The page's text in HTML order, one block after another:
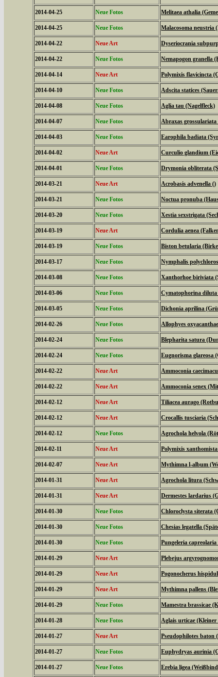
2014-04-25 Neue Fotos Melitaea athalia
2014-04-25 Neue Fotos Malacosoma neustria
2014-04-22 Neue Art Dyseriocrania
2014-04-22 Neue Fotos Nemapogon granella
2014-04-14 Neue Art Polymixis flavicincta
2014-04-10 Neue Fotos Adscita statices
2014-04-08 Neue Fotos Aglia tau (Nagelfleck)
2014-04-07 Neue Fotos Abraxas grossulariata
2014-04-03 Neue Fotos Earophila badiata
2014-04-02 Neue Art Curculio glandium
2014-04-01 Neue Fotos Drymonia obliterata
2014-03-21 Neue Art Acrobasis advenella ()
2014-03-21 Neue Fotos Noctua pronuba
2014-03-20 Neue Fotos Xestia sexstrigata
2014-03-19 Neue Art Cordulia aenea
2014-03-19 Neue Fotos Biston betularia
2014-03-17 Neue Fotos Nymphalis
2014-03-08 Neue Fotos Xanthorhoe biriviata
2014-03-06 Neue Fotos Cymatophorina
2014-03-05 Neue Fotos Dichonia aprilina
2014-02-26 Neue Fotos Allophyes
2014-02-24 Neue Fotos Blepharita satura
2014-02-24 Neue Fotos Eugnorisma glareosa
2014-02-22 Neue Art Ammoconia
2014-02-22 Neue Art Ammoconia senex
2014-02-12 Neue Art Tiliacea aurago
2014-02-12 Neue Art Crocallis tusciaria
2014-02-12 Neue Fotos Agrochola helvola
2014-02-11 Neue Art Polymixis
2014-02-07 Neue Art Mythimna l-album
2014-01-31 Neue Art Agrochola litura
2014-01-31 Neue Art Dermestes lardarius
2014-01-30 Neue Fotos Chloroclysta siterata
2014-01-30 Neue Fotos Chesias legatella
2014-01-30 Neue Fotos Pungeleria
2014-01-29 Neue Art Plebejus
2014-01-29 Neue Art Pogonocherus
2014-01-29 Neue Art Mythimna pallens
2014-01-29 Neue Fotos Mamestra brassicae
2014-01-28 Neue Fotos Aglais urticae (Kleiner
2014-01-27 Neue Art Pseudophilotes
2014-01-27 Neue Fotos Euphydryas aurinia
2014-01-27 Neue Fotos Erebia ligea